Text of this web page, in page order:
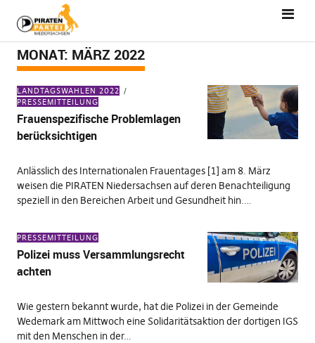
MONAT: MÄRZ 2022
LANDTAGSWAHLEN 2022
PRESSEMITTEILUNG
Frauenspezifische Problemlagen
berücksichtigen
Anlässlich des Internationalen Frauentages [1] am 8. März
weisen die PIRATEN Niedersachsen auf deren Benachteiligung
speziell in den Bereichen Arbeit und Gesundheit hin.…
PRESSEMITTEILUNG
Polizei muss Versammlungsrecht
achten
Wie gestern bekannt wurde, hat die Polizei in der Gemeinde
Wedemark am Mittwoch eine Solidaritätsaktion der dortigen IGS
mit den Menschen in der…